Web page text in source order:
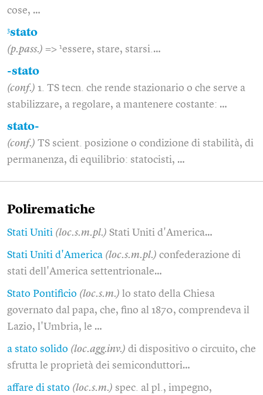
cose, …
3stato
(p.pass.) => 1essere, stare, starsi.…
-stato
(conf.) 1. TS tecn. che rende stazionario o che serve a
stabilizzare, a regolare, a mantenere costante: …
stato-
(conf.) TS scient. posizione o condizione di stabilità, di
permanenza, di equilibrio: statocisti, …
Polirematiche
Stati Uniti (loc.s.m.pl.) Stati Uniti d'America…
Stati Uniti d'America (loc.s.m.pl.) confederazione di
stati dell'America settentrionale…
Stato Pontificio (loc.s.m.) lo stato della Chiesa
governato dal papa, che, fino al 1870, comprendeva il
Lazio, l'Umbria, le …
a stato solido (loc.agg.inv.) di dispositivo o circuito, che
sfrutta le proprietà dei semiconduttori…
affare di stato (loc.s.m.) spec. al pl., impegno,